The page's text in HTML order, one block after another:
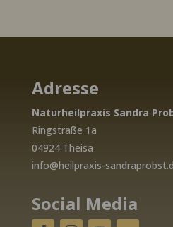
Adresse
Naturheilpraxis Sandra
Ringstraße 1a
04924 Theisa
info@heilpraxis-
Social Media